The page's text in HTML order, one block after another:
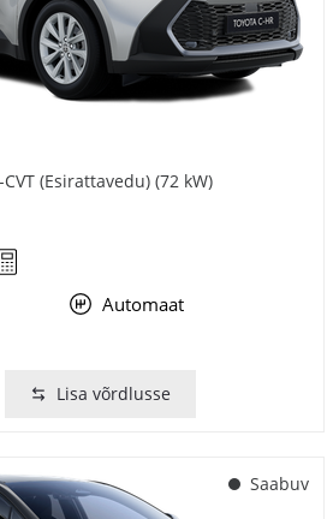
(Esirattavedu) (72 kW)
Automaat
Lisa võrdlusse
Saabuv